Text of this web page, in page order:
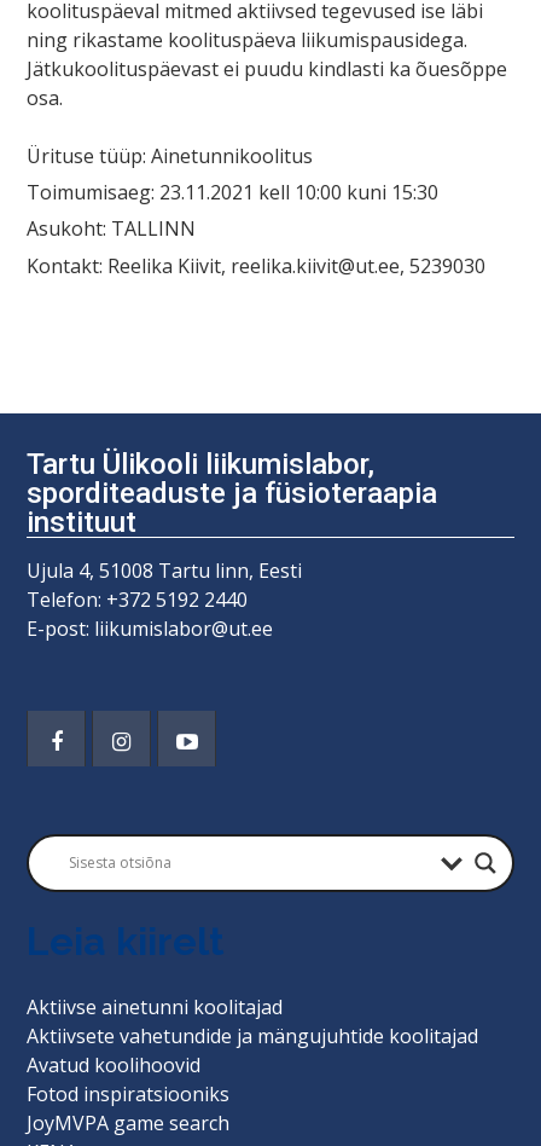
koolituspäeval mitmed aktiivsed tegevused ise läbi
ning rikastame koolituspäeva liikumispausidega.
Jätkukoolituspäevast ei puudu kindlasti ka õuesõppe
osa.
Ürituse tüüp: Ainetunnikoolitus
Toimumisaeg: 23.11.2021 kell 10:00 kuni 15:30
Asukoht: TALLINN
Kontakt: Reelika Kiivit, reelika.kiivit@ut.ee, 5239030
Tartu Ülikooli liikumislabor,
sporditeaduste ja füsioteraapia
instituut
Ujula 4, 51008 Tartu linn, Eesti
Telefon: +372 5192 2440
E-post: liikumislabor@ut.ee
Leia kiirelt
Aktiivse ainetunni koolitajad
Aktiivsete vahetundide ja mängujuhtide koolitajad
Avatud koolihoovid
Fotod inspiratsiooniks
JoyMVPA game search